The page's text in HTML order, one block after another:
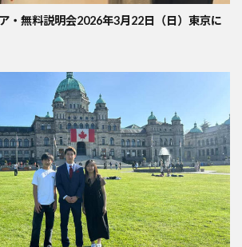
・無料説明会2026年3月22日（日）東京に